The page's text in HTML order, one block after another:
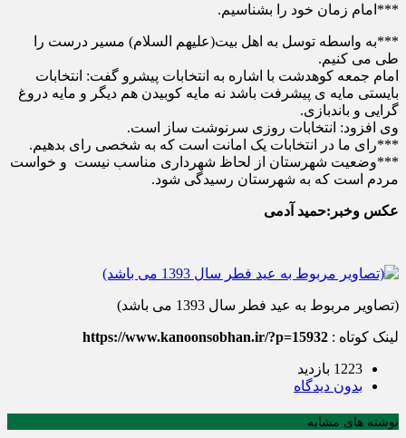
***امام زمان خود را بشناسیم.
***به واسطه توسل به اهل بیت(علیهم السلام) مسیر درست را
طی می کنیم.
امام جمعه کوهدشت با اشاره به انتخابات پیشرو گفت: انتخابات
بایستی مایه ی پیشرفت باشد نه مایه کوبیدن هم دیگر و مایه دروغ
گرایی و باندبازی.
وی افزود: انتخابات روزی سرنوشت ساز است.
***رای ما در انتخابات یک امانت است که به شخصی رای بدهیم.
***وضعیت شهرستان از لحاظ شهرداری مناسب نیست و خواست
مردم است که به شهرستان رسیدگی شود.
عکس وخبر:حمید آدمی
(تصاویر مربوط به عید فطر سال 1393 می باشد)
لینک کوتاه : https://www.kanoonsobhan.ir/?p=15932
1223 بازدید
بدون دیدگاه
نوشته های مشابه